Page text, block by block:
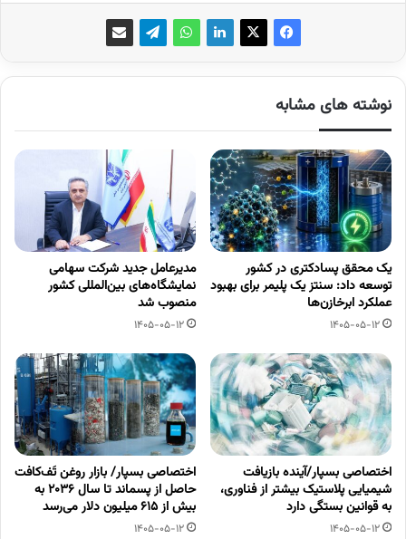
نوشته های مشابه
یک محقق پسادکتری در کشور
توسعه داد: سنتز یک پلیمر برای بهبود
عملکرد ابرخازن‌ها
1405-05-12
مدیرعامل جدید شرکت سهامی
نمایشگاه‌های بین‌المللی کشور
منصوب شد
1405-05-12
اختصاصی بسپار/آینده بازیافت
شیمیایی پلاستیک بیشتر از فناوری،
به قوانین بستگی دارد
1405-05-12
اختصاصی بسپار/ بازار روغن تَف‌کافت
حاصل از پسماند تا سال ۲۰۳۶ به
بیش از ۶۱۵ میلیون دلار می‌رسد
1405-05-12